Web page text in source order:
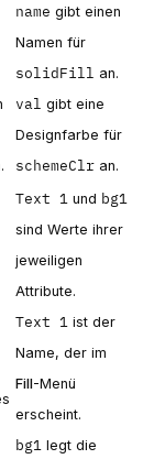
name gibt einen
Namen für
solidFill an.
val gibt eine
Designfarbe für
schemeClr an.
Text 1 und bg1
sind Werte ihrer
jeweiligen
Attribute.
Text 1 ist der
Name, der im
Fill-Menü
erscheint.
bg1 legt die